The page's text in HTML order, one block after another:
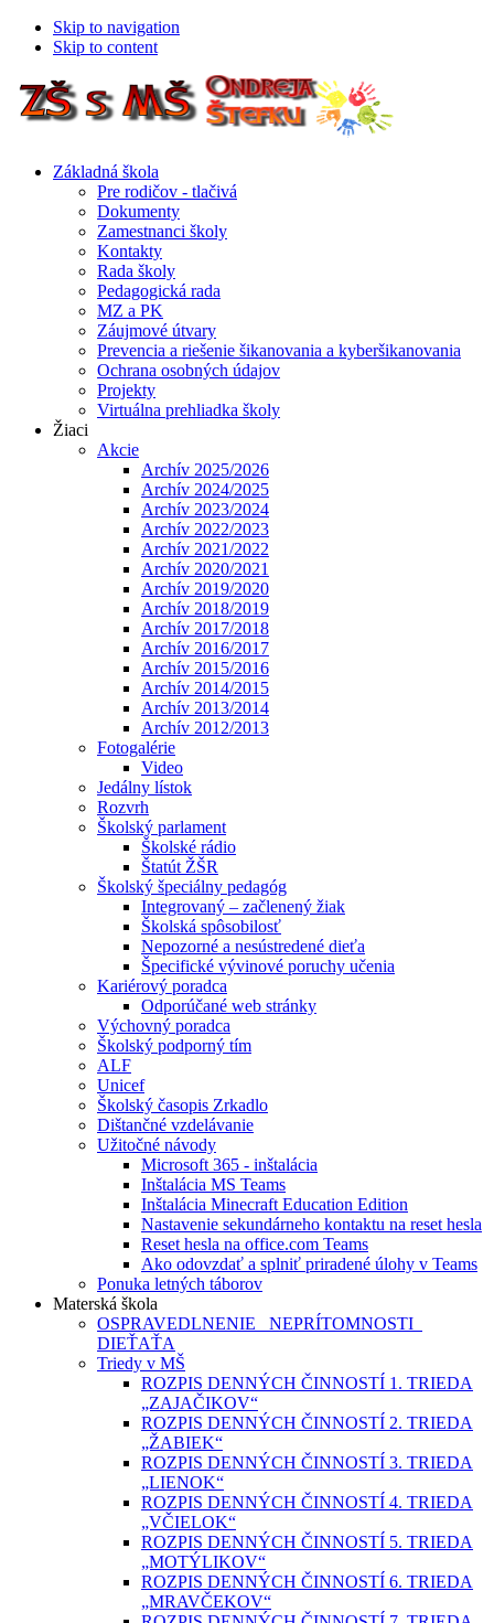
Skip to navigation
Skip to content
Základná škola
Pre rodičov - tlačivá
Dokumenty
Zamestnanci školy
Kontakty
Rada školy
Pedagogická rada
MZ a PK
Záujmové útvary
Prevencia a riešenie šikanovania a kyberšikanovania
Ochrana osobných údajov
Projekty
Virtuálna prehliadka školy
Žiaci
Akcie
Archív 2025/2026
Archív 2024/2025
Archív 2023/2024
Archív 2022/2023
Archív 2021/2022
Archív 2020/2021
Archív 2019/2020
Archív 2018/2019
Archív 2017/2018
Archív 2016/2017
Archív 2015/2016
Archív 2014/2015
Archív 2013/2014
Archív 2012/2013
Fotogalérie
Video
Jedálny lístok
Rozvrh
Školský parlament
Školské rádio
Štatút ŽŠR
Školský špeciálny pedagóg
Integrovaný – začlenený žiak
Školská spôsobilosť
Nepozorné a nesústredené dieťa
Špecifické vývinové poruchy učenia
Kariérový poradca
Odporúčané web stránky
Výchovný poradca
Školský podporný tím
ALF
Unicef
Školský časopis Zrkadlo
Dištančné vzdelávanie
Užitočné návody
Microsoft 365 - inštalácia
Inštalácia MS Teams
Inštalácia Minecraft Education Edition
Nastavenie sekundárneho kontaktu na reset hesla
Reset hesla na office.com Teams
Ako odovzdať a splniť priradené úlohy v Teams
Ponuka letných táborov
Materská škola
OSPRAVEDLNENIE NEPRÍTOMNOSTI
DIEŤAŤA
Triedy v MŠ
ROZPIS DENNÝCH ČINNOSTÍ 1. TRIEDA
„ZAJAČIKOV“
ROZPIS DENNÝCH ČINNOSTÍ 2. TRIEDA
„ŽABIEK“
ROZPIS DENNÝCH ČINNOSTÍ 3. TRIEDA
„LIENOK“
ROZPIS DENNÝCH ČINNOSTÍ 4. TRIEDA
„VČIELOK“
ROZPIS DENNÝCH ČINNOSTÍ 5. TRIEDA
„MOTÝLIKOV“
ROZPIS DENNÝCH ČINNOSTÍ 6. TRIEDA
„MRAVČEKOV“